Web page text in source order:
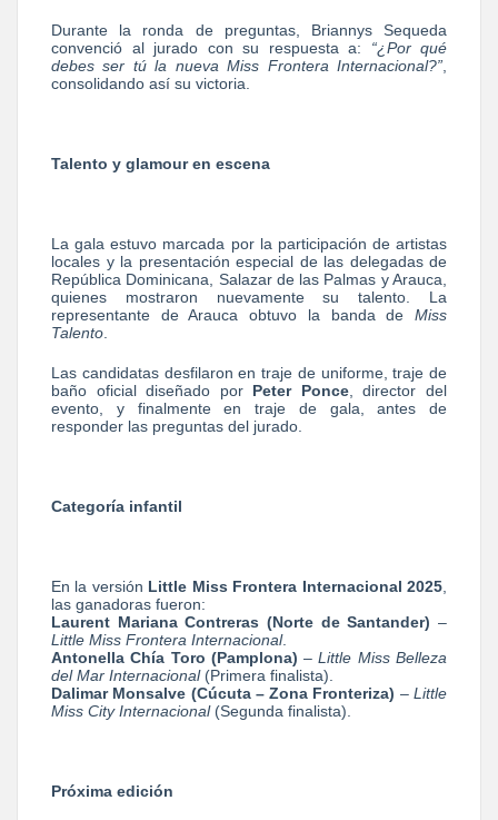
Durante la ronda de preguntas, Briannys Sequeda
convenció al jurado con su respuesta a: “¿Por qué
debes ser tú la nueva Miss Frontera Internacional?”
consolidando así su victoria.
Talento y glamour en escena
La gala estuvo marcada por la participación de artistas
locales y la presentación especial de las delegadas de
República Dominicana, Salazar de las Palmas y Arauca,
quienes mostraron nuevamente su talento. La
representante de Arauca obtuvo la banda de Miss
Talento
Las candidatas desfilaron en traje de uniforme, traje de
baño oficial diseñado por Peter Ponce, director del
evento, y finalmente en traje de gala, antes de
responder las preguntas del jurado.
Categoría infantil
En la versión Little Miss Frontera Internacional 2025
las ganadoras fueron:
Laurent Mariana Contreras (Norte de Santander) –
Little Miss Frontera Internacional.
Antonella Chía Toro (Pamplona) –Little Miss Belleza
del Mar Internacional(Primera finalista).
Dalimar Monsalve (Cúcuta – Zona Fronteriza) –Little
Miss City Internacional(Segunda finalista).
Próxima edición